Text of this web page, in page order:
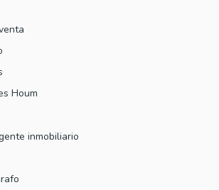
Houm
inmobiliario